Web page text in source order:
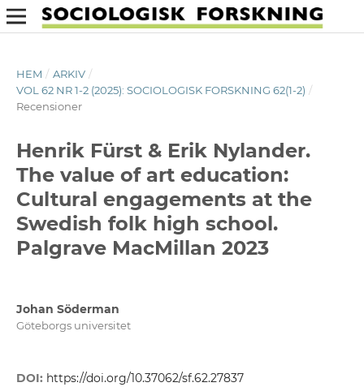
HEM / ARKIV /
VOL 62 NR 1-2 (2025): SOCIOLOGISK FORSKNING 62(1-2) /
Recensioner
Henrik Fürst & Erik Nylander.
The value of art education:
Cultural engagements at the
Swedish folk high school.
Palgrave MacMillan 2023
Johan Söderman
Göteborgs universitet
DOI: https://doi.org/10.37062/sf.62.27837